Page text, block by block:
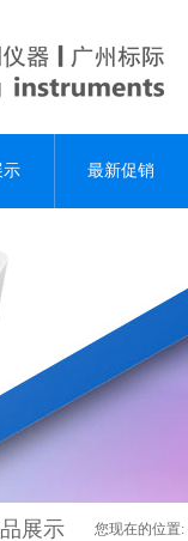
示 最新促销
展示 您现在的位置: